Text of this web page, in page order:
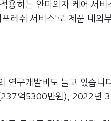
용하는 안마의자 케어 서
레쉬 서비스'로 제품 내외
연구개발비도 늘고 있습
억5300만원), 2022년